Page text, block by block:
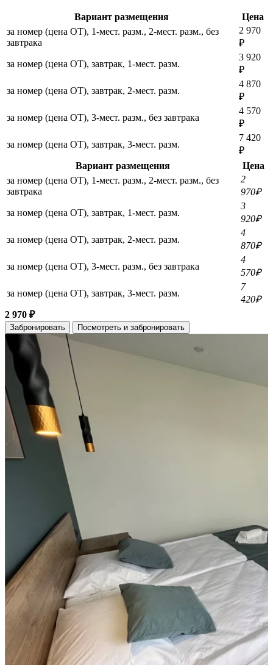
Вариант размещения
Цена
за номер (цена ОТ), 1-мест. разм., 2-мест. разм., без
завтрака
2 970
₽
за номер (цена ОТ), завтрак, 1-мест. разм.
3 920
₽
за номер (цена ОТ), завтрак, 2-мест. разм.
4 870
₽
за номер (цена ОТ), 3-мест. разм., без завтрака
4 570
₽
за номер (цена ОТ), завтрак, 3-мест. разм.
7 420
₽
Вариант размещения
Цена
за номер (цена ОТ), 1-мест. разм., 2-мест. разм., без
завтрака
2
970₽
за номер (цена ОТ), завтрак, 1-мест. разм.
3
920₽
за номер (цена ОТ), завтрак, 2-мест. разм.
4
870₽
за номер (цена ОТ), 3-мест. разм., без завтрака
4
570₽
за номер (цена ОТ), завтрак, 3-мест. разм.
7
420₽
2 970 ₽
Забронировать Посмотреть и забронировать